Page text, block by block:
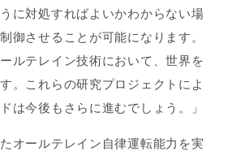
に対処すればよいかわからない場
御させることが可能になります。
ルテレイン技術において、世界を
。これらの研究プロジェクトによ
は今後もさらに進むでしょう。」
オールテレイン自律運転能力を実